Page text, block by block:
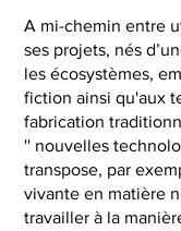
A mi-chemin entre
ses projets, nés
les écosystèmes,
fiction ainsi qu'aux
fabrication
'' nouvelles
transpose, par
vivante en matière
travailler à la